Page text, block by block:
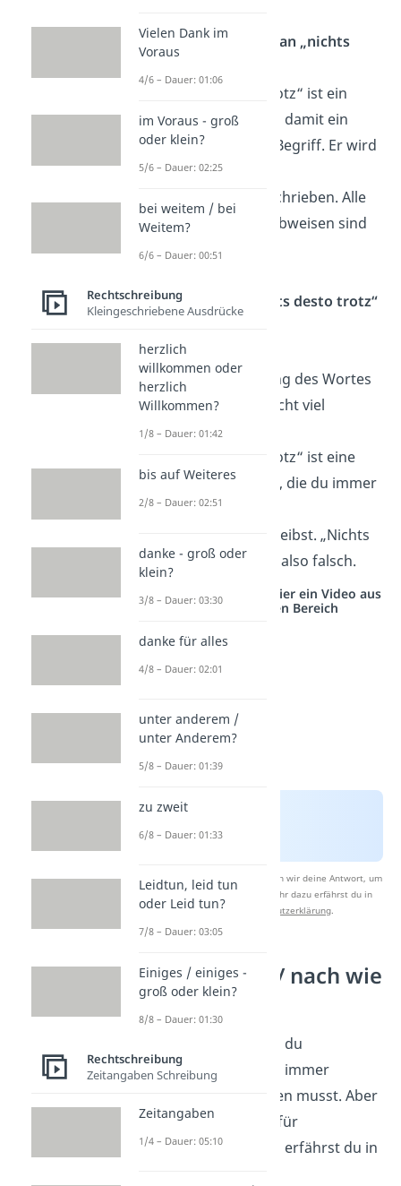
Wie schreibt man „nichts
„Nichtsdestotrotz“ ist ein
Kausalverb und damit ein
feststehender Begriff. Er wird
immer
zusammengeschrieben. Alle
anderen Schreibweisen sind
falsch.
Wie wird „nichts desto trotz“
Für die richtige
Rechtschreibung des Wortes
musst du dir nicht viel
merken.
„Nichtsdestotrotz“ ist eine
feste Wendung, die du immer
klein– und
zusammenschreibst. „Nichts
desto trotz“ ist also falsch.
Studyflix vernetzt: Hier ein Video aus
einem anderen Bereich
Nach Beantwortung speichern wir deine Antwort, um
Studyflix zu verbessern. Mehr dazu erfährst du in
unserer
Datenschutzerklärung.
nachwievor / nach wie
vor?
Jetzt weißt du, dass du
„nichtsdestotrotz
“ immer
zusammenschreiben musst. Aber
gilt die Regel auch für
„nachwievor
“? Das erfährst du in
Vielen Dank im
Voraus
4/6 – Dauer: 01:06
im Voraus - groß
oder klein?
5/6 – Dauer: 02:25
bei weitem / bei
Weitem?
6/6 – Dauer: 00:51
Rechtschreibung
Kleingeschriebene Ausdrücke
herzlich
willkommen oder
herzlich
Willkommen?
1/8 – Dauer: 01:42
bis auf Weiteres
2/8 – Dauer: 02:51
danke - groß oder
klein?
3/8 – Dauer: 03:30
danke für alles
4/8 – Dauer: 02:01
unter anderem /
unter Anderem?
5/8 – Dauer: 01:39
zu zweit
6/8 – Dauer: 01:33
Leidtun, leid tun
oder Leid tun?
7/8 – Dauer: 03:05
Einiges / einiges -
groß oder klein?
8/8 – Dauer: 01:30
Rechtschreibung
Zeitangaben Schreibung
Zeitangaben
1/4 – Dauer: 05:10